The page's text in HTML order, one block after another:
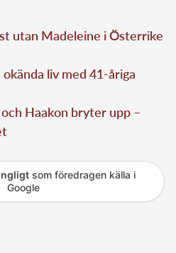
utan Madeleine i Österrike
liv med 41-åriga
Haakon bryter upp –
som föredragen källa i
Google